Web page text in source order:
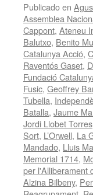
Publicado en
Assemblea
Cappont, Ateneu
Balutxo, Benito
Catalunya Acció,
Raventós Gaset,
Fundació
Fusic, Geoffrey
Tubella,
Batalla, Jaume
Jordi Llobet Torres
Sort, L’Orwell, La
Mandado, Lluis
Memorial 1714,
per l'Alliberament
Alzina Bilbeny,